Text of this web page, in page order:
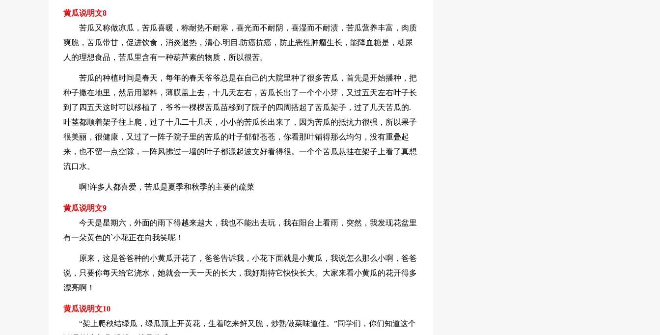
黄瓜说明文8
苦瓜又称做凉瓜，苦瓜喜暖，称耐热不耐寒，喜光而不耐阴，喜湿而不耐渍，苦瓜营养丰富，肉质
爽脆，苦瓜带甘，促进饮食，消炎退热，清心.明目.防癌抗癌，防止恶性肿瘤生长，能降血糖是，糖尿
人的理想食品，苦瓜里含有一种葫芦素的物质，所以很苦。
苦瓜的种植时间是春天，每年的春天爷爷总是在自己的大院里种了很多苦瓜，首先是开始播种，把
种子撒在地里，然后用塑料，薄膜盖上去，十几天左右，苦瓜长出了一个个小芽，又过五天左右叶子长
到了四五天这时可以移植了，爷爷一棵棵苦瓜苗移到了院子的四周搭起了苦瓜架子，过了几天苦瓜的.
叶茎都顺着架子往上爬，过了十几二十几天，小小的苦瓜长出来了，因为苦瓜的抵抗力很强，所以果子
很美丽，很健康，又过了一阵子院子里的苦瓜的叶子郁郁苍苍，你看那叶铺得那么均匀，没有重叠起
来，也不留一点空隙，一阵风拂过一墙的叶子都漾起波文好看得很。一个个苦瓜悬挂在架子上看了真想
流口水。
啊!许多人都喜爱，苦瓜是夏季和秋季的主要的疏菜
黄瓜说明文9
今天是星期六，外面的雨下得越来越大，我也不能出去玩，我在阳台上看雨，突然，我发现花盆里
有一朵黄色的`小花正在向我笑呢！
原来，这是爸爸种的小黄瓜开花了，爸爸告诉我，小花下面就是小黄瓜，我说怎么那么小啊，爸爸
说，只要你每天给它浇水，她就会一天一天的长大，我好期待它快快长大。大家来看小黄瓜的花开得多
漂亮啊！
黄瓜说明文10
“架上爬秧结绿瓜，绿瓜顶上开黄花，生着吃来鲜又脆，炒熟做菜味道佳。”同学们，你们知道这个